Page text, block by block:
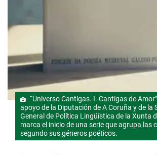
“Universo Cantigas. I. Cantigas de
apoyo de la Diputación de A Coruña y de la
General de Política Lingüística de la Xunta
marca el inicio de una serie que agrupa las
segundo sus géneros poéticos.